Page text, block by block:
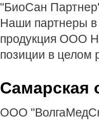
"БиоСан
Наши партнеры в
продукция ООО
позиции в целом
Самарская
ООО